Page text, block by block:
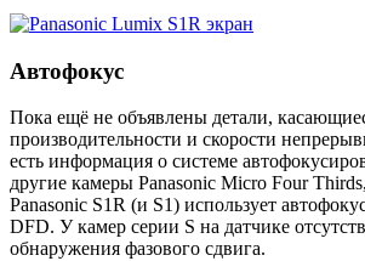
Автофокус
Пока ещё не объявлены детали,
производительности и скорости
есть информация о системе
другие камеры Panasonic Micro Four
Panasonic S1R (и S1) использует
DFD. У камер серии S на датчике
обнаружения фазового сдвига.